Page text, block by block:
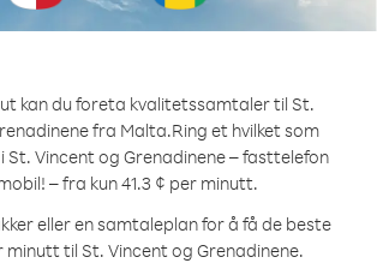
kan du foreta kvalitetssamtaler til St.
fra Malta.Ring et hvilket som
St. Vincent og Grenadinene – fasttelefon
– fra kun 41.3 ¢ per minutt.
eller en samtaleplan for å få de beste
minutt til St. Vincent og Grenadinene.